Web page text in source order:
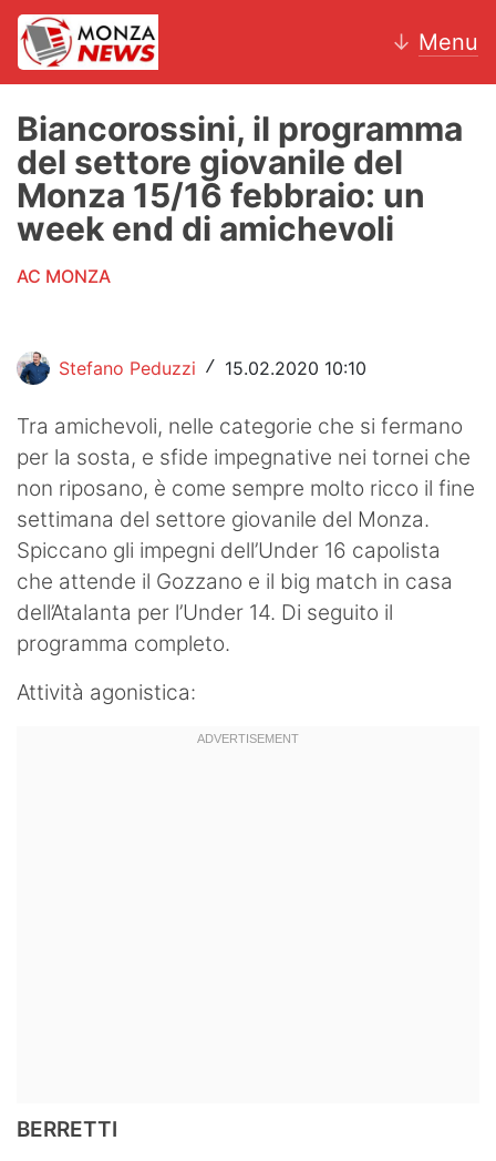
↓ Menu
News
AC Monza
Calcio
Volley
Hockey
Altri sport
Hockey
Pallanuoto
Pallamano
Biancorossini, il programma
del settore giovanile del
Monza 15/16 febbraio: un
week end di amichevoli
AC MONZA
Stefano Peduzzi / 15.02.2020 10:10
Tra amichevoli, nelle categorie che si fermano
per la sosta, e sfide impegnative nei tornei che
non riposano, è come sempre molto ricco il fine
settimana del settore giovanile del Monza.
Spiccano gli impegni dell’Under 16 capolista
che attende il Gozzano e il big match in casa
dell’Atalanta per l’Under 14. Di seguito il
programma completo.
Attività agonistica:
BERRETTI